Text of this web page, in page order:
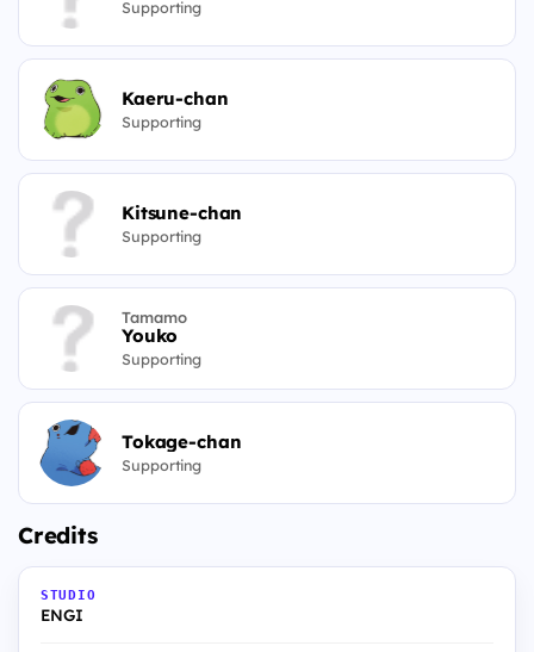
Supporting
Kaeru-chan
Supporting
Kitsune-chan
Supporting
Tamamo
Youko
Supporting
Tokage-chan
Supporting
Credits
STUDIO
ENGI